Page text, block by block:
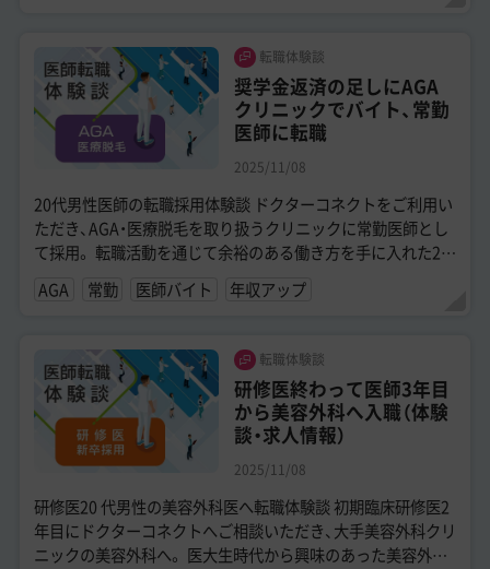
転職体験談
奨学金返済の足しにAGA
クリニックでバイト、常勤
医師に転職
2025/11/08
20代男性医師の転職採用体験談 ドクターコネクトをご利用い
ただき、AGA・医療脱毛を取り扱うクリニックに常勤医師とし
て採用。 転職活動を通じて余裕のある働き方を手に入れた20
代男性医師の転職体験談で...
AGA 常勤 医師バイト 年収アップ
転職体験談
研修医終わって医師3年目
から美容外科へ入職（体験
談・求人情報）
2025/11/08
研修医20 代男性の美容外科医へ転職体験談 初期臨床研修医2
年目にドクターコネクトへご相談いただき、大手美容外科クリ
ニックの美容外科へ。 医大生時代から興味のあった美容外科